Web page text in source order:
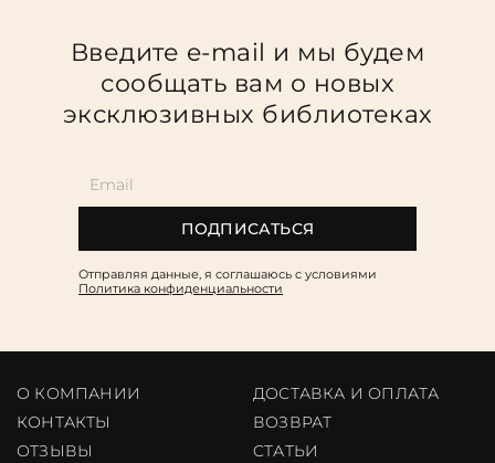
Введите e-mail и мы будем
сообщать вам о новых
эксклюзивных библиотеках
ПОДПИСАТЬСЯ
Отправляя данные, я соглашаюсь c условиями
Политика конфиденциальности
О КОМПАНИИ
ДОСТАВКА И ОПЛАТА
КОНТАКТЫ
ВОЗВРАТ
ОТЗЫВЫ
CТАТЬИ